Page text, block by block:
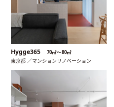
Hygge365 70㎡〜80㎡
東京都 ／マンションリノベーション